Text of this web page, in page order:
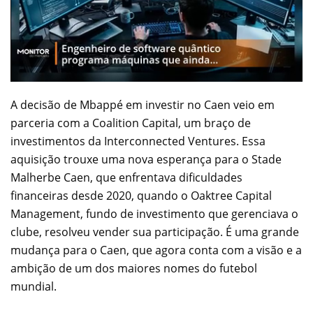
A decisão de Mbappé em investir no Caen veio em
parceria com a Coalition Capital, um braço de
investimentos da Interconnected Ventures. Essa
aquisição trouxe uma nova esperança para o Stade
Malherbe Caen, que enfrentava dificuldades
financeiras desde 2020, quando o Oaktree Capital
Management, fundo de investimento que gerenciava o
clube, resolveu vender sua participação. É uma grande
mudança para o Caen, que agora conta com a visão e a
ambição de um dos maiores nomes do futebol
mundial.